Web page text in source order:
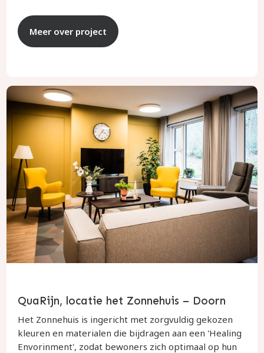
Meer over project
QuaRijn, locatie het Zonnehuis – Doorn
Het Zonnehuis is ingericht met zorgvuldig gekozen
kleuren en materialen die bijdragen aan een 'Healing
Envorinment', zodat bewoners zich optimaal op hun